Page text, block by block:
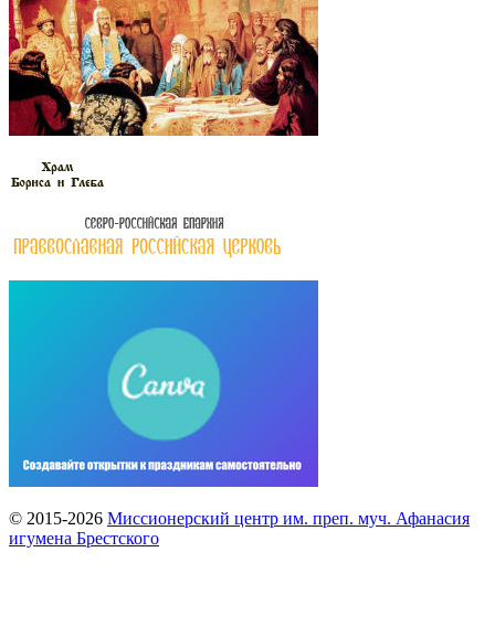
© 2015-2026 Миссионерский центр им. преп. муч. Афанасия
игумена Брестского